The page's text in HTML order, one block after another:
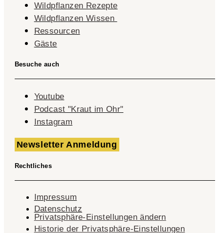
Wildpflanzen Rezepte
Wildpflanzen Wissen ​
Ressourcen
Gäste
Besuche auch
Youtube
Podcast "Kraut im Ohr"
Instagram
Newsletter Anmeldung
Rechtliches
Impressum
Datenschutz
Privatsphäre-Einstellungen ändern
Historie der Privatsphäre-Einstellungen